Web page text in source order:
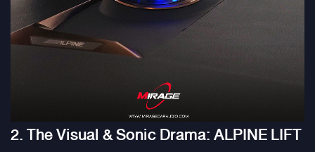
2. The Visual & Sonic Drama: ALPINE LIFT